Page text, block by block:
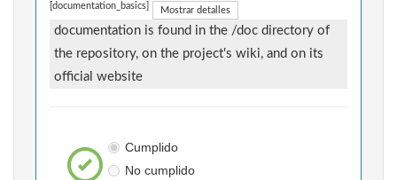
[documentation_basics] Mostrar detalles
documentation is found in the /doc directory of
the repository, on the project's wiki, and on its
official website
Cumplido
No cumplido